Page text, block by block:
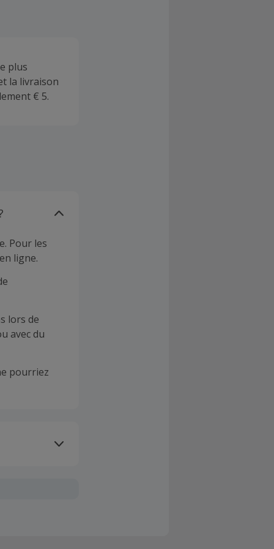
plus
la livraison
€ 5.
Pour les
ligne.
lors de
avec du
pourriez